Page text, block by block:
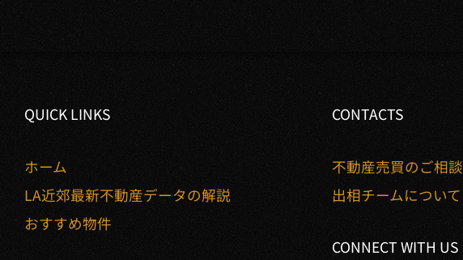
QUICK LINKS
ホーム
LA近郊最新不動産データの解説
おすすめ物件
CONTACTS
不動産売買のご相談
出相チームについて
CONNECT WITH US